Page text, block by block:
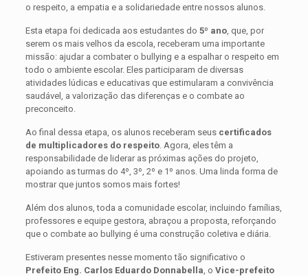
o respeito, a empatia e a solidariedade entre nossos alunos.
Esta etapa foi dedicada aos estudantes do 5º ano, que, por
serem os mais velhos da escola, receberam uma importante
missão: ajudar a combater o bullying e a espalhar o respeito em
todo o ambiente escolar. Eles participaram de diversas
atividades lúdicas e educativas que estimularam a convivência
saudável, a valorização das diferenças e o combate ao
preconceito.
Ao final dessa etapa, os alunos receberam seus certificados
de multiplicadores do respeito. Agora, eles têm a
responsabilidade de liderar as próximas ações do projeto,
apoiando as turmas do 4º, 3º, 2º e 1º anos. Uma linda forma de
mostrar que juntos somos mais fortes!
Além dos alunos, toda a comunidade escolar, incluindo famílias,
professores e equipe gestora, abraçou a proposta, reforçando
que o combate ao bullying é uma construção coletiva e diária.
Estiveram presentes nesse momento tão significativo o
Prefeito Eng. Carlos Eduardo Donnabella , o Vice-prefeito